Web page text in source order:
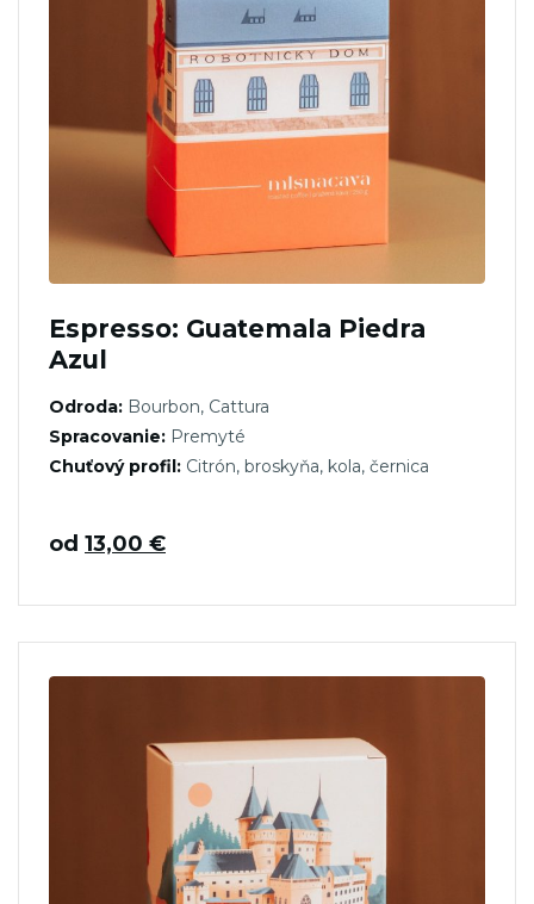
Espresso: Guatemala Piedra
Azul
Odroda: Bourbon, Cattura
Spracovanie: Premyté
Chuťový profil: Citrón, broskyňa, kola, černica
od 13,00 €